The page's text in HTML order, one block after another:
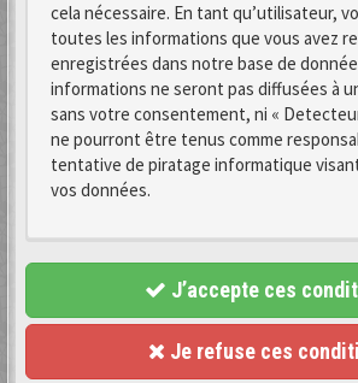
cela nécessaire. En tant qu’utilisateur,
toutes les informations que vous avez
enregistrées dans notre base de
informations ne seront pas diffusées à
sans votre consentement, ni «
ne pourront être tenus comme
tentative de piratage informatique
vos données.
J’accepte ces
Je refuse ces